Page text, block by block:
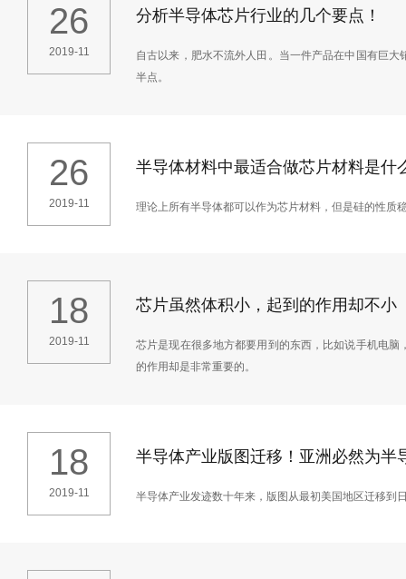
26
2019-11
分析半导体芯片行业的几个要点！
自古以来，肥水不流外人田。当一件产品在中国有巨
半点。
26
2019-11
半导体材料中最适合做芯片材料是什
理论上所有半导体都可以作为芯片材料，但是硅的性质
18
2019-11
芯片虽然体积小，起到的作用却不小
芯片是现在很多地方都要用到的东西，比如说手机电
的作用却是非常重要的。
18
2019-11
半导体产业版图迁移！亚洲必然为半
半导体产业发迹数十年来，版图从最初美国地区迁移到